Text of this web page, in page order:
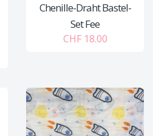
Chenille-Draht Bastel-
Set Fee
CHF 18.00